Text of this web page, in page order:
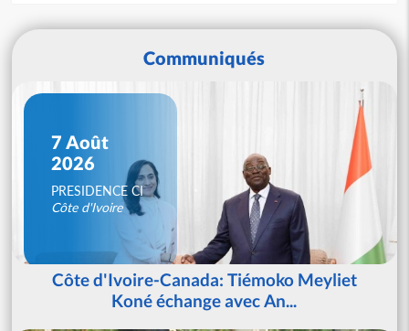
Communiqués
7 Août
2026
PRESIDENCE CI
Côte d'Ivoire
Côte d'Ivoire-Canada: Tiémoko Meyliet
Koné échange avec An...